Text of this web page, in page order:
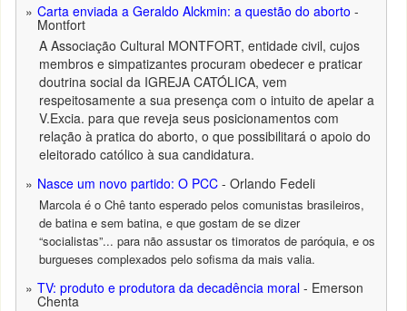
Carta enviada a Geraldo Alckmin: a questão do aborto -
Montfort
A Associação Cultural MONTFORT, entidade civil, cujos
membros e simpatizantes procuram obedecer e praticar
doutrina social da IGREJA CATÓLICA, vem
respeitosamente a sua presença com o intuito de apelar a
V.Excia. para que reveja seus posicionamentos com
relação à pratica do aborto, o que possibilitará o apoio do
eleitorado católico à sua candidatura.
Nasce um novo partido: O PCC - Orlando Fedeli
Marcola é o Chê tanto esperado pelos comunistas brasileiros,
de batina e sem batina, e que gostam de se dizer
“socialistas”... para não assustar os timoratos de paróquia, e os
burgueses complexados pelo sofisma da mais valia.
TV: produto e produtora da decadência moral - Emerson
Chenta